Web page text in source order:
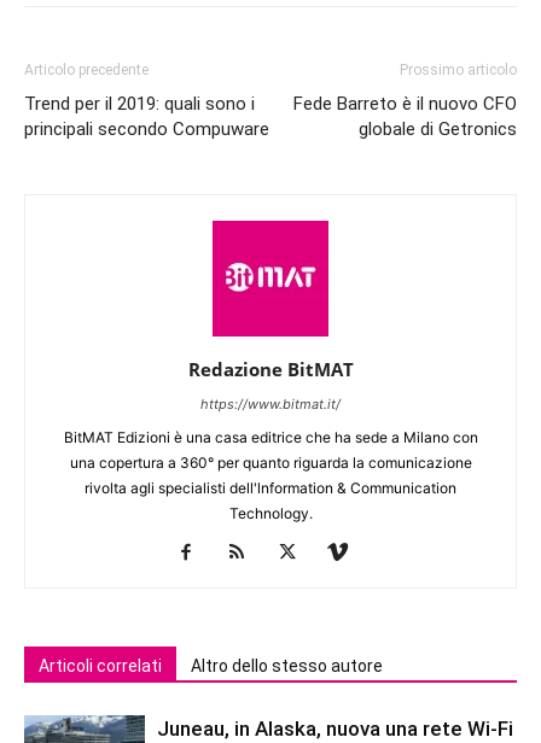
Articolo precedente
Trend per il 2019: quali sono i
principali secondo Compuware
Prossimo articolo
Fede Barreto è il nuovo CFO
globale di Getronics
Redazione BitMAT
https://www.bitmat.it/
BitMAT Edizioni è una casa editrice che ha sede a Milano con
una copertura a 360° per quanto riguarda la comunicazione
rivolta agli specialisti dell'lnformation & Communication
Technology.
Articoli correlati Altro dello stesso autore
Juneau, in Alaska, nuova una rete Wi-Fi